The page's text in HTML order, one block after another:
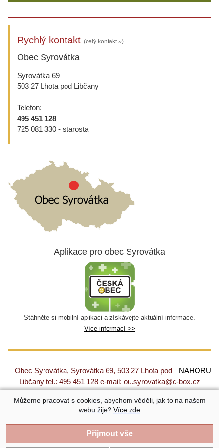
Rychlý kontakt (celý kontakt »)
Obec Syrovátka
Syrovátka 69
503 27 Lhota pod Libčany
Telefon:
495 451 128
725 081 330 - starosta
Aplikace pro obec Syrovátka
Stáhněte si mobilní aplikaci a získávejte aktuální informace.
Více informací >>
NAHORU
Obec Syrovátka, Syrovátka 69, 503 27 Lhota pod
Libčany tel.: 495 451 128 e-mail: ou.syrovatka@c-box.cz
Prohlášení o přístupnosti|Původní web|Nastavení cookies
Syrovátka |Provozováno na systému CMS-OBCE | Vyrobil
Můžeme pracovat s cookies, abychom věděli, jak to na našem
webu žije? Více zde